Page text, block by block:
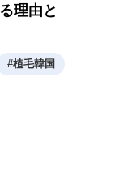
理由と
#植毛韓国